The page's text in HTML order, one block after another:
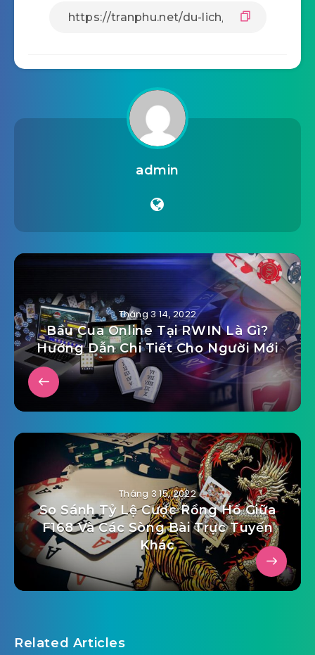
admin
Tháng 3 14, 2022
Bầu Cua Online Tại RWIN Là Gì?
Hướng Dẫn Chi Tiết Cho Người Mới
Tháng 3 15, 2022
So Sánh Tỷ Lệ Cược Rồng Hổ Giữa
F168 Và Các Sòng Bài Trực Tuyến
Khác
Related Articles